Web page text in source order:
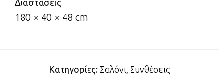
Διαστάσεις
180 × 40 × 48 cm
Κατηγορίες: Σαλόνι, Συνθέσεις